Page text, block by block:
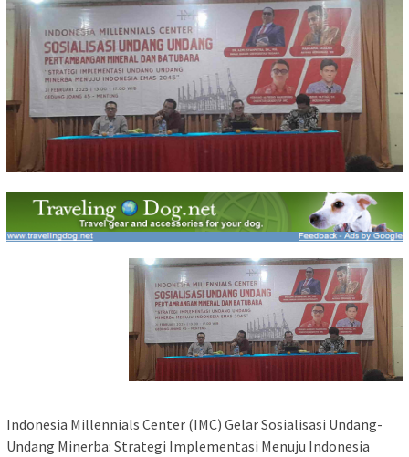
Indonesia Millennials Center (IMC) Gelar Sosialisasi Undang-
Undang Minerba: Strategi Implementasi Menuju Indonesia